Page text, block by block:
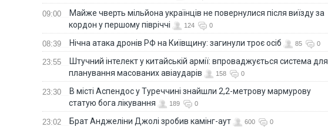
09:00
Майже чверть мільйона українців не повернулися після виїзду за
кордон у першому півріччі
124 0
08:39 Нічна атака дронів РФ на Київщину: загинули троє осіб 85 0
23:55
Штучний інтелект у китайській армії: впроваджується система для
планування масованих авіаударів
158 0
23:30
В місті Аспендос у Туреччині знайшли 2,2-метрову мармурову
статую бога лікування
189 0
23:02 Брат Анджеліни Джолі зробив камінг-аут 600 0